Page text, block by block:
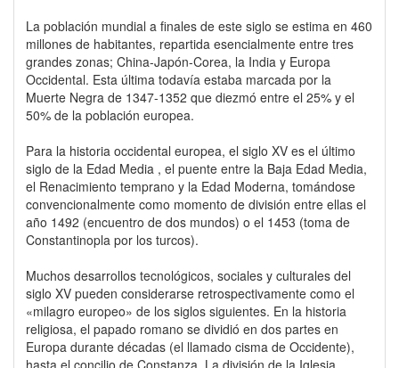
La población mundial a finales de este siglo se estima en 460
millones de habitantes, repartida esencialmente entre tres
grandes zonas; China-Japón-Corea, la India y Europa
Occidental. Esta última todavía estaba marcada por la
Muerte Negra de 1347-1352 que diezmó entre el 25% y el
50% de la población europea.
Para la historia occidental europea, el siglo XV es el último
siglo de la Edad Media , el puente entre la Baja Edad Media,
el Renacimiento temprano y la Edad Moderna, tomándose
convencionalmente como momento de división entre ellas el
año 1492 (encuentro de dos mundos) o el 1453 (toma de
Constantinopla por los turcos).
Muchos desarrollos tecnológicos, sociales y culturales del
siglo XV pueden considerarse retrospectivamente como el
«milagro europeo» de los siglos siguientes. En la historia
religiosa, el papado romano se dividió en dos partes en
Europa durante décadas (el llamado cisma de Occidente),
hasta el concilio de Constanza. La división de la Iglesia